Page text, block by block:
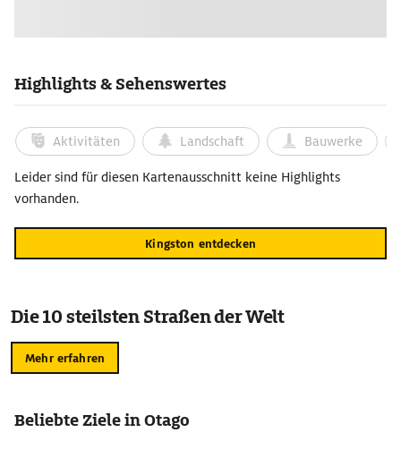
Highlights & Sehenswertes
Aktivitäten Landschaft Bauwerke
Leider sind für diesen Kartenausschnitt keine Highlights
vorhanden.
Kingston entdecken
Die 10 steilsten Straßen der Welt
Mehr erfahren
Beliebte Ziele in Otago